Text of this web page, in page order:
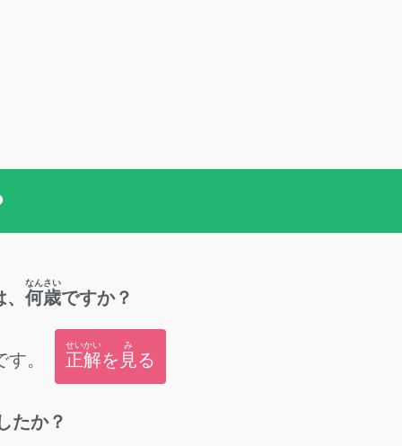
何歳
なんさい
ですか？
す。 正解
せいかい
を 見
み
る
たか？